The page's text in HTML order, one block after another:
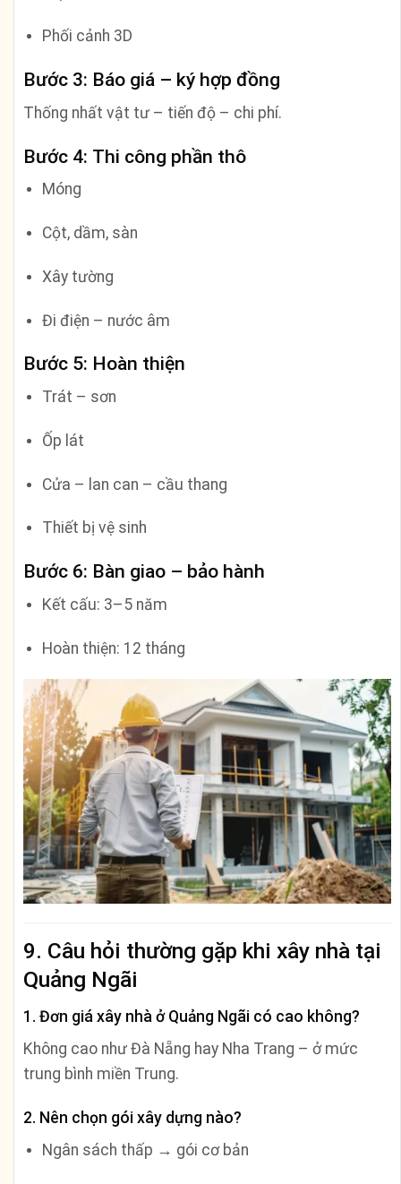
Phối cảnh 3D
Bước 3: Báo giá – ký hợp đồng
Thống nhất vật tư – tiến độ – chi phí.
Bước 4: Thi công phần thô
Móng
Cột, dầm, sàn
Xây tường
Đi điện – nước âm
Bước 5: Hoàn thiện
Trát – sơn
Ốp lát
Cửa – lan can – cầu thang
Thiết bị vệ sinh
Bước 6: Bàn giao – bảo hành
Kết cấu: 3–5 năm
Hoàn thiện: 12 tháng
9. Câu hỏi thường gặp khi xây nhà tại
Quảng Ngãi
1. Đơn giá xây nhà ở Quảng Ngãi có cao không?
Không cao như Đà Nẵng hay Nha Trang – ở mức
trung bình miền Trung.
2. Nên chọn gói xây dựng nào?
Ngân sách thấp → gói cơ bản